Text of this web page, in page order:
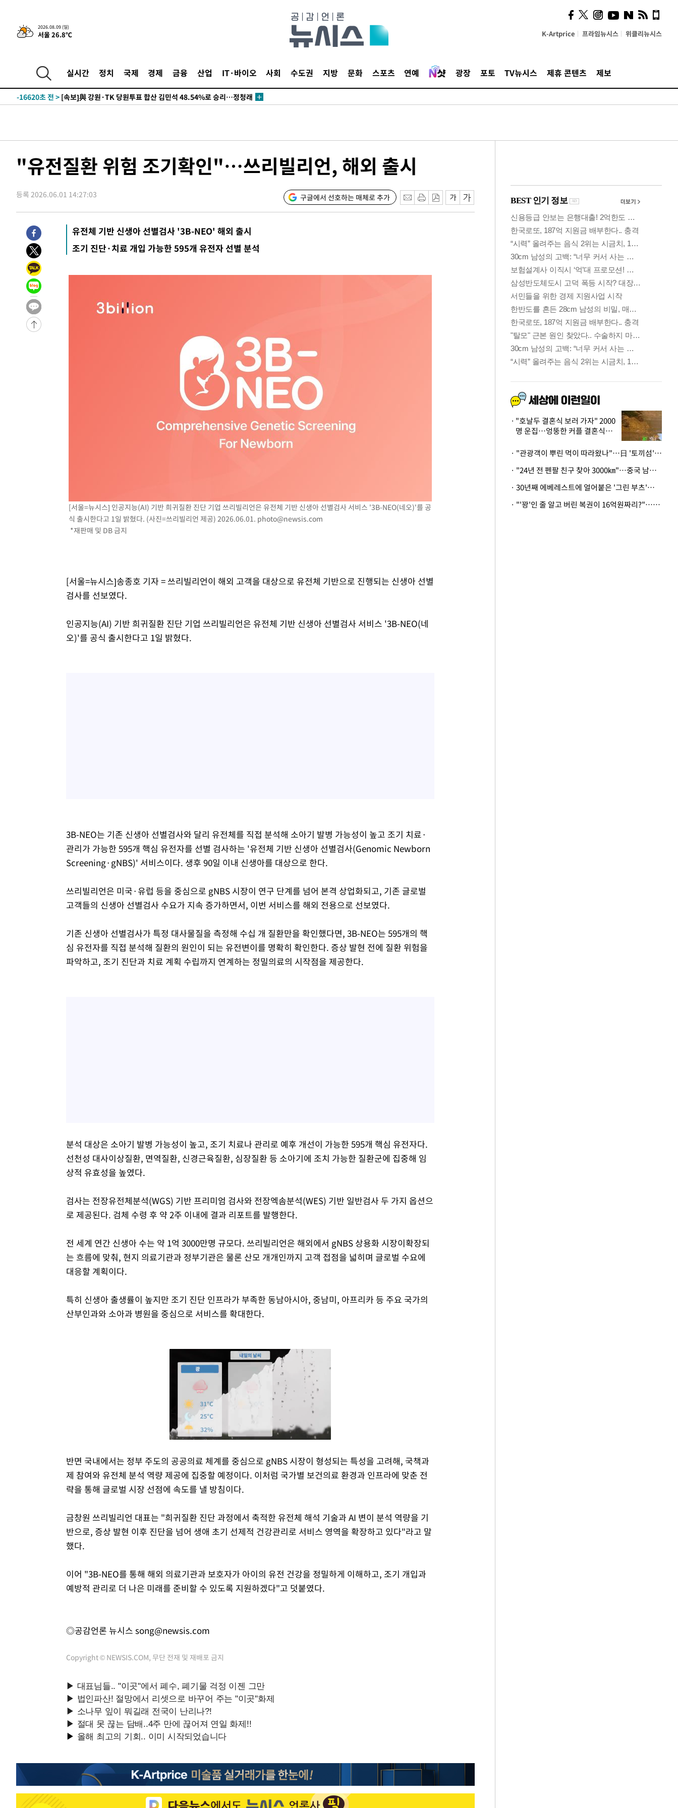
2026.08.09 (일)
서울 26.8℃ K-Artprice 프라임뉴시스 위클리뉴시스
실시간 정치 국제 경제 금융 산업 IT·바이오 사회 수도권 지방 문화 스포츠 연예 광장 포토 TV뉴시스 제휴 콘텐츠 제보
-25052초 전 >네타냐후, 트럼프의 가자 평화 2차 15개조 평화안 '거부'
-21648초 전 >이강인 ATM 입단식에 '상암벌 들썩'…"세계적인 선수 되길"
-17990초 전 >
AT마드리드 데뷔 앞둔 이강인, 맨시티전 선발 대신 '벤치 시작'
-16620초 전 >
44.40%
-15954초 전 > 與 강원·TK 당원투표 합산 김민석 46.01%로 승리…정청래
-15503초 전 >[속보]與 당대표 경선, 대구 권리당원 투표 정청래 47.82%·김민석
득표
-13218초 전 >"일본축구협회, 대한축구협회 성 접대 의혹 심판 조사"
상
-1225초 전 >"얼마나 더웠으면"…안동 물길공원서 헤엄친 구렁이 '소동'
-1152초 전 >손흥민, 68분 뛰고 2경기 침묵…LAFC, 톨루카에 1-0 승리(종합)
-424초 전 >
'2경기 연속 침묵' 손흥민, 톨루카전 68분만 뛰고 슈팅 0개
13분 전 >
이강인, 오늘 서울서 AT마드리드 입단식…'전례 없는 특급대우'
-30011초 전 >
이강인, 5만 관중 앞 ATM 데뷔…뜨거운 응원 속 새출발(종합)
-29767초 전 >
-27506초 전 >
-27008초 전 >
-25072초 전 >
네타냐후, 트럼프의 가자 평화 2차 15개조 평화안 '거부'
-21668초 전 >
태풍 돌핀, 중 저장성 타이저우시 해안에 상륙 (1보)
AT마드리드 데뷔 앞둔 이강인, 맨시티전 선발 대신 '벤치 시작'
[속보]與 강원·TK 당원투표 합산 김민석 48.54%로 승리…정청래
與 강원·TK 당원투표 합산 김민석 46.01%로 승리…정청래
[속보]與전대 권리당원투표…강원·경북 김민석, 대구 정청래 승리
[속보]與 당대표 경선, 경북 권리당원 투표 김민석 47.37%·정청래
[속보]與 당대표 경선, 대구 권리당원 투표 정청래 47.82%·김민석
[속보]與 당대표 경선, 강원 권리당원 투표 김민석 승리…50.30%
'2경기 연속 침묵' 손흥민, 톨루카전 68분만 뛰고 슈팅 0개
이강인, 오늘 서울서 AT마드리드 입단식…'전례 없는 특급대우'
"유전질환 위험 조기확인"…쓰리빌리언, 해외 출시
등록 2026.06.01 14:27:03 구글에서 선호하는 매체로 추가
유전체 기반 신생아 선별검사 '3B-NEO' 해외 출시
조기 진단·치료 개입 가능한 595개 유전자 선별 분석
[서울=뉴시스] 인공지능(AI) 기반 희귀질환 진단 기업 쓰리빌리언은 유전체 기반 신생아 선별검사 서비스 '3B-NEO(네오)'를 공
식 출시한다고 1일 밝혔다. (사진=쓰리빌리언 제공) 2026.06.01. photo@newsis.com
*재판매 및 DB 금지
[서울=뉴시스]송종호 기자 = 쓰리빌리언이 해외 고객을 대상으로 유전체 기반으로 진행되는 신생아 선별
검사를 선보였다.
인공지능(AI) 기반 희귀질환 진단 기업 쓰리빌리언은 유전체 기반 신생아 선별검사 서비스 '3B-NEO(네
오)'를 공식 출시한다고 1일 밝혔다.
3B-NEO는 기존 신생아 선별검사와 달리 유전체를 직접 분석해 소아기 발병 가능성이 높고 조기 치료·
관리가 가능한 595개 핵심 유전자를 선별 검사하는 '유전체 기반 신생아 선별검사(Genomic Newborn
Screening·gNBS)' 서비스이다. 생후 90일 이내 신생아를 대상으로 한다.
쓰리빌리언은 미국·유럽 등을 중심으로 gNBS 시장이 연구 단계를 넘어 본격 상업화되고, 기존 글로벌
고객들의 신생아 선별검사 수요가 지속 증가하면서, 이번 서비스를 해외 전용으로 선보였다.
기존 신생아 선별검사가 특정 대사물질을 측정해 수십 개 질환만을 확인했다면, 3B-NEO는 595개의 핵
심 유전자를 직접 분석해 질환의 원인이 되는 유전변이를 명확히 확인한다. 증상 발현 전에 질환 위험을
파악하고, 조기 진단과 치료 계획 수립까지 연계하는 정밀의료의 시작점을 제공한다.
분석 대상은 소아기 발병 가능성이 높고, 조기 치료나 관리로 예후 개선이 가능한 595개 핵심 유전자다.
선천성 대사이상질환, 면역질환, 신경근육질환, 심장질환 등 소아기에 조치 가능한 질환군에 집중해 임
상적 유효성을 높였다.
검사는 전장유전체분석(WGS) 기반 프리미엄 검사와 전장엑솜분석(WES) 기반 일반검사 두 가지 옵션으
로 제공된다. 검체 수령 후 약 2주 이내에 결과 리포트를 발행한다.
전 세계 연간 신생아 수는 약 1억 3000만명 규모다. 쓰리빌리언은 해외에서 gNBS 상용화 시장이확장되
는 흐름에 맞춰, 현지 의료기관과 정부기관은 물론 산모 개개인까지 고객 접점을 넓히며 글로벌 수요에
대응할 계획이다.
특히 신생아 출생률이 높지만 조기 진단 인프라가 부족한 동남아시아, 중남미, 아프리카 등 주요 국가의
산부인과와 소아과 병원을 중심으로 서비스를 확대한다.
Mute
반면 국내에서는 정부 주도의 공공의료 체계를 중심으로 gNBS 시장이 형성되는 특성을 고려해, 국책과
제 참여와 유전체 분석 역량 제공에 집중할 예정이다. 이처럼 국가별 보건의료 환경과 인프라에 맞춘 전
략을 통해 글로벌 시장 선점에 속도를 낼 방침이다.
금창원 쓰리빌리언 대표는 "희귀질환 진단 과정에서 축적한 유전체 해석 기술과 AI 변이 분석 역량을 기
반으로, 증상 발현 이후 진단을 넘어 생애 초기 선제적 건강관리로 서비스 영역을 확장하고 있다"라고 말
했다.
이어 "3B-NEO를 통해 해외 의료기관과 보호자가 아이의 유전 건강을 정밀하게 이해하고, 조기 개입과
예방적 관리로 더 나은 미래를 준비할 수 있도록 지원하겠다"고 덧붙였다.
◎공감언론 뉴시스 song@newsis.com
Copyright © NEWSIS.COM, 무단 전재 및 재배포 금지
사이 해답 찾았죠"…알을
깨고 나온 '초자아'
"호날두 결혼식 보러 가자" 2000
명 운집…엉뚱한 커플 결혼식에
· "관광객이 뿌린 먹이 따라왔나"…日 '토끼섬' 멧돼지, 토끼까지 사냥
· "24년 전 펜팔 친구 찾아 3000㎞"…중국 남성 사연에 '뭉클'
· 30년째 에베레스트에 얼어붙은 '그린 부츠'…드디어 가족 품으로
· "'꽝'인 줄 알고 버린 복권이 16억원짜리?"…극적으로 되찾은 사연